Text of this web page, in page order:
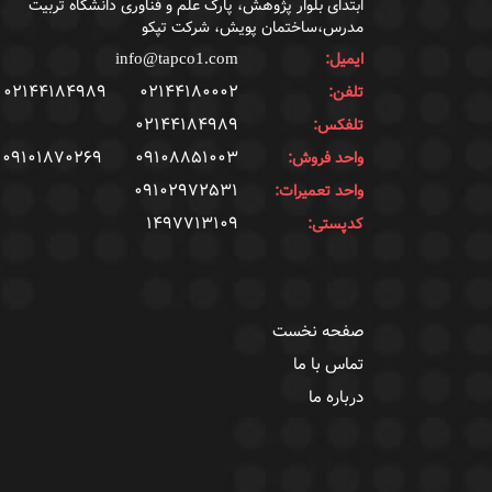
ابتدای بلوار پژوهش، پارک علم و فناوری دانشگاه تربیت
مدرس،ساختمان پویش، شرکت تپکو
ایمیل:
info@tapco1.com
تلفن: ۰۲۱۴۴۱۸۰۰۰۲ ۰۲۱۴۴۱۸۴۹۸۹
تلفکس: ۰۲۱۴۴۱۸۴۹۸۹
واحد فروش: ۰۹۱۰۸۸۵۱۰۰۳ ۰۹۱۰۱۸۷۰۲۶۹
واحد تعمیرات: ۰۹۱۰۲۹۷۲۵۳۱
کدپستی: ۱۴۹۷۷۱۳۱۰۹
صفحه نخست
تماس با ما
درباره ما